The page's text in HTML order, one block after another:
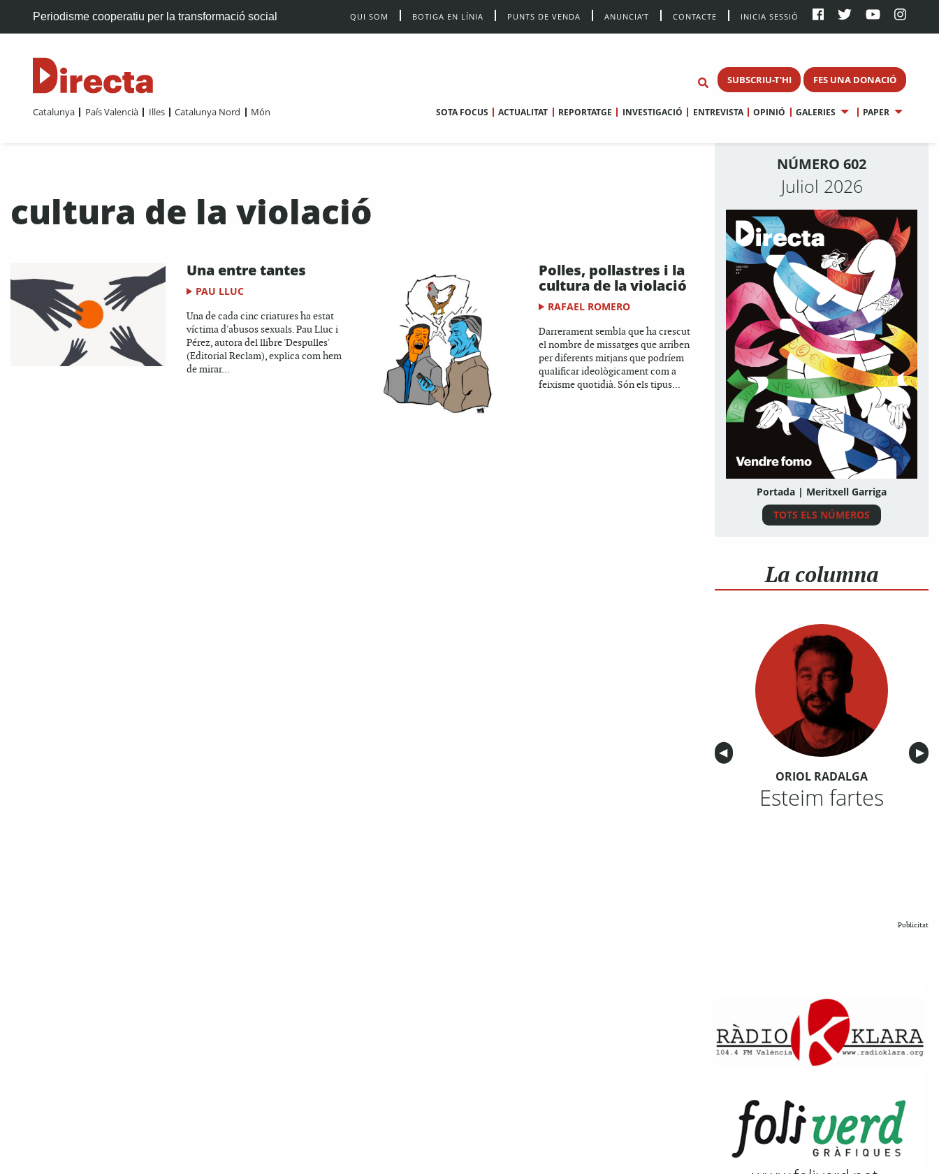
Periodisme cooperatiu per la transformació social QUI SOM BOTIGA EN LÍNIA PUNTS DE VENDA ANUNCIA’T CONTACTE INICIA SESSIÓ
SUBSCRIU-T'HI FES UNA DONACIÓ
Catalunya País Valencià Illes Catalunya Nord Món SOTA FOCUS ACTUALITAT REPORTATGE INVESTIGACIÓ ENTREVISTA OPINIÓ GALERIES PAPER
cultura de la violació
Una entre tantes
PAU LLUC
Una de cada cinc criatures ha estat
víctima d'abusos sexuals. Pau Lluc i
Pérez, autora del llibre 'Despulles'
(Editorial Reclam), explica com hem
de mirar...
Polles, pollastres i la
cultura de la violació
RAFAEL ROMERO
Darrerament sembla que ha crescut
el nombre de missatges que arriben
per diferents mitjans que podríem
qualificar ideològicament com a
feixisme quotidià. Són els tipus...
NÚMERO 602
Juliol 2026
Portada | Meritxell Garriga
TOTS ELS NÚMEROS
La columna
Anterior
◀︎ ▶︎
ORIOL RADALGA
Esteim fartes
Publicitat